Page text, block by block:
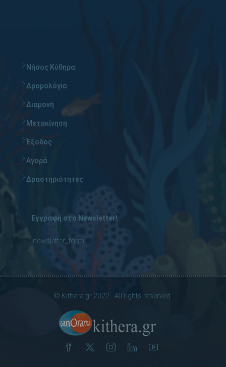
Νήσος Κύθηρα
Δρομολόγια
Διαμονή
Μετακίνηση
Έξοδος
Αγορά
Δραστηριότητες
Εγγραφή στο Newsletter!
[newsletter_form]
© Kithera.gr 2022 - All rights reserved.